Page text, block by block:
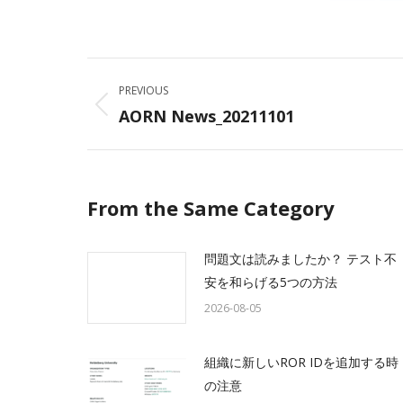
navigation
PREVIOUS
Previous
AORN News_20211101
From the Same Category
問題文は読みましたか？ テスト不
安を和らげる5つの方法
2026-08-05
組織に新しいROR IDを追加する時
の注意